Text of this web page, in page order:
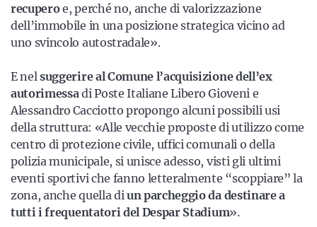
recuperoe, perché no, anche di valorizzazione
dell’immobile in una posizione strategica vicino ad
uno svincolo autostradale».
E nelsuggerire al Comune l’acquisizione dell’ex
autorimessadi Poste Italiane Libero Gioveni e
Alessandro Cacciotto propongo alcuni possibili usi
della struttura: «Alle vecchie proposte di utilizzo come
centro di protezione civile, uffici comunali o della
polizia municipale, si unisce adesso, visti gli ultimi
eventi sportivi che fanno letteralmente “scoppiare” la
zona, anche quella diun parcheggio da destinare a
tutti i frequentatori del Despar Stadium».